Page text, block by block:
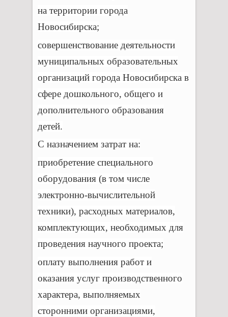
на территории города
Новосибирска;
совершенствование деятельности
муниципальных образовательных
организаций города Новосибирска в
сфере дошкольного, общего и
дополнительного образования
детей.
С назначением затрат на:
приобретение специального
оборудования (в том числе
электронно-вычислительной
техники), расходных материалов,
комплектующих, необходимых для
проведения научного проекта;
оплату выполнения работ и
оказания услуг производственного
характера, выполняемых
сторонними организациями,